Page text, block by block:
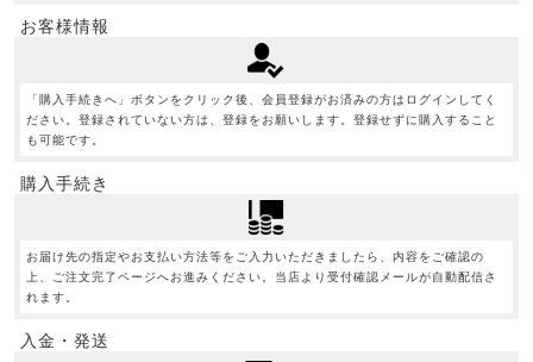
お客様情報
「購入手続きへ」ボタンをクリック後、会員登録がお済みの方はログインしてく
ださい。登録されていない方は、登録をお願いします。登録せずに購入すること
も可能です。
購入手続き
お届け先の指定やお支払い方法等をご入力いただきましたら、内容をご確認の
上、ご注文完了ページへお進みください。当店より受付確認メールが自動配信さ
れます。
入金・発送